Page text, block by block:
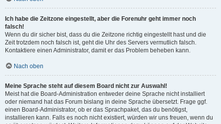
Ich habe die Zeitzone eingestellt, aber die Forenuhr geht immer noch
falsch!
Wenn du dir sicher bist, dass du die Zeitzone richtig eingestellt hast und die
Zeit trotzdem noch falsch ist, geht die Uhr des Servers vermutlich falsch.
Kontaktiere einen Administrator, damit er das Problem beheben kann.
Nach oben
Meine Sprache steht auf diesem Board nicht zur Auswahl!
Meist hat die Board-Administration entweder deine Sprache nicht installiert
oder niemand hat das Forum bislang in deine Sprache übersetzt. Frage ggf.
einen Board-Administrator, ob er das Sprachpaket, das du benötigst,
installieren kann. Falls es noch nicht existiert, würden wir uns freuen, wenn du